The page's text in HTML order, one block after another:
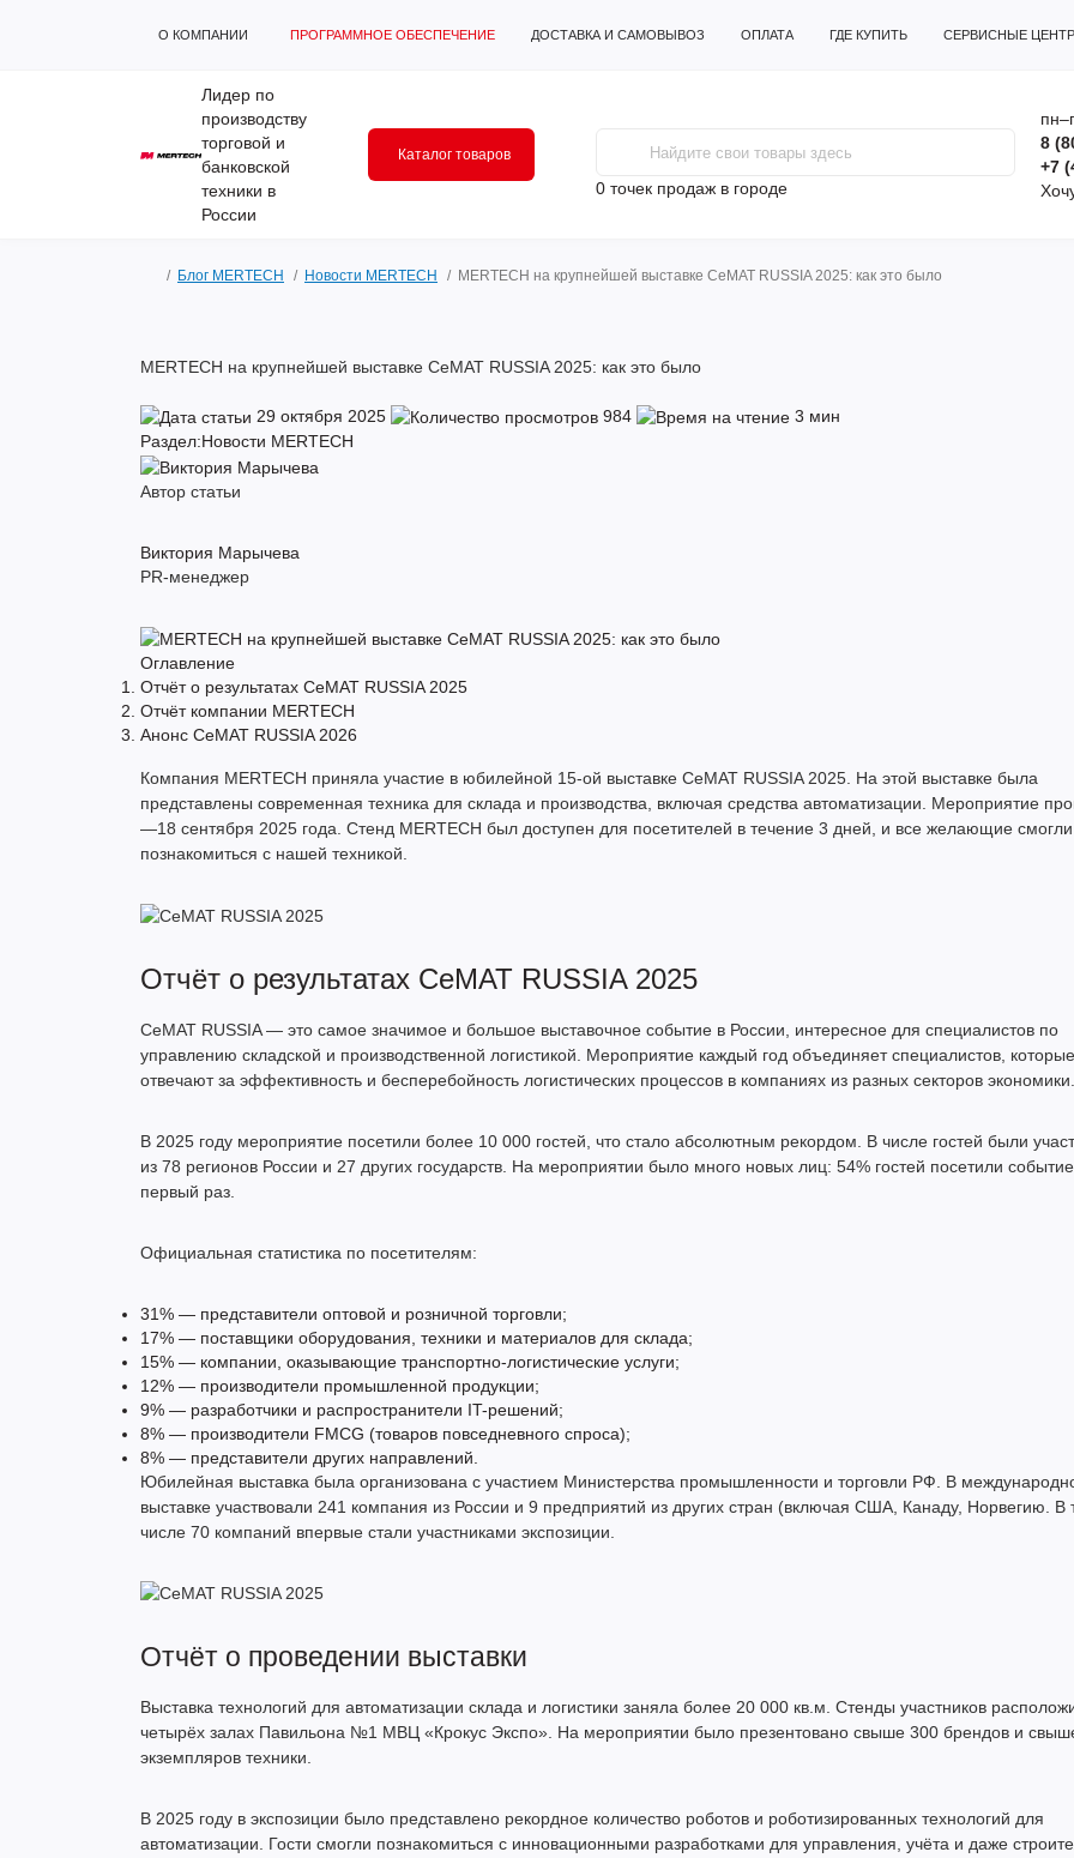
О КОМПАНИИ ПРОГРАММНОЕ ОБЕСПЕЧЕНИЕ ДОСТАВКА И САМОВЫВОЗ ОПЛАТА ГДЕ КУПИТЬ СЕРВИСНЫЕ
Лидер по
производству
торговой и
банковской
техники в
России
Каталог товаров
0 точек продаж в городе
8
+7
Блог MERTECH Новости MERTECH MERTECH на крупнейшей выставке CeMAT RUSSIA 2025: как это было
MERTECH на крупнейшей выставке CeMAT RUSSIA 2025: как это было
29 октября 2025 984
3 мин
Раздел:Новости MERTECH
Автор статьи
Виктория Марычева
PR-менеджер
Оглавление
Отчёт о результатах CeMAT RUSSIA 2025
Отчёт компании MERTECH
Анонс CeMAT RUSSIA 2026
Компания MERTECH приняла участие в юбилейной 15-ой выставке CeMAT RUSSIA 2025. На этой выставке была
представлены современная техника для склада и производства, включая средства автоматизации. Мероприятие
—18 сентября 2025 года. Стенд MERTECH был доступен для посетителей в течение 3 дней, и все желающие смогли
познакомиться с нашей техникой.
Отчёт о результатах CeMAT RUSSIA 2025
CeMAT RUSSIA — это самое значимое и большое выставочное событие в России, интересное для специалистов по
управлению складской и производственной логистикой. Мероприятие каждый год объединяет специалистов, которые
отвечают за эффективность и бесперебойность логистических процессов в компаниях из разных секторов экономики.
В 2025 году мероприятие посетили более 10 000 гостей, что стало абсолютным рекордом. В числе гостей были
из 78 регионов России и 27 других государств. На мероприятии было много новых лиц: 54% гостей посетили
первый раз.
Официальная статистика по посетителям:
31% — представители оптовой и розничной торговли;
17% — поставщики оборудования, техники и материалов для склада;
15% — компании, оказывающие транспортно-логистические услуги;
12% — производители промышленной продукции;
9% — разработчики и распространители IT-решений;
8% — производители FMCG (товаров повседневного спроса);
8% — представители других направлений.
Юбилейная выставка была организована с участием Министерства промышленности и торговли РФ. В
выставке участвовали 241 компания из России и 9 предприятий из других стран (включая США, Канаду, Норвегию. В
числе 70 компаний впервые стали участниками экспозиции.
Отчёт о проведении выставки
Выставка технологий для автоматизации склада и логистики заняла более 20 000 кв.м. Стенды участников
четырёх залах Павильона №1 МВЦ «Крокус Экспо». На мероприятии было презентовано свыше 300 брендов и
экземпляров техники.
В 2025 году в экспозиции было представлено рекордное количество роботов и роботизированных технологий для
автоматизации. Гости смогли познакомиться с инновационными разработками для управления, учёта и даже